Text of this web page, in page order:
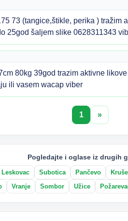
73 (tangice,štikle, perika ) tražim
25god šaljem slike 0628311343
80kg 39god trazim aktivne
ili vasem wacap viber
1 »
Pogledajte i oglase iz drugih
Leskovac Subotica Pančevo
Vranje Sombor Užice